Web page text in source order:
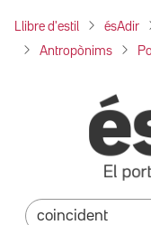
Llibre d'estil ésAdir
Antropònims